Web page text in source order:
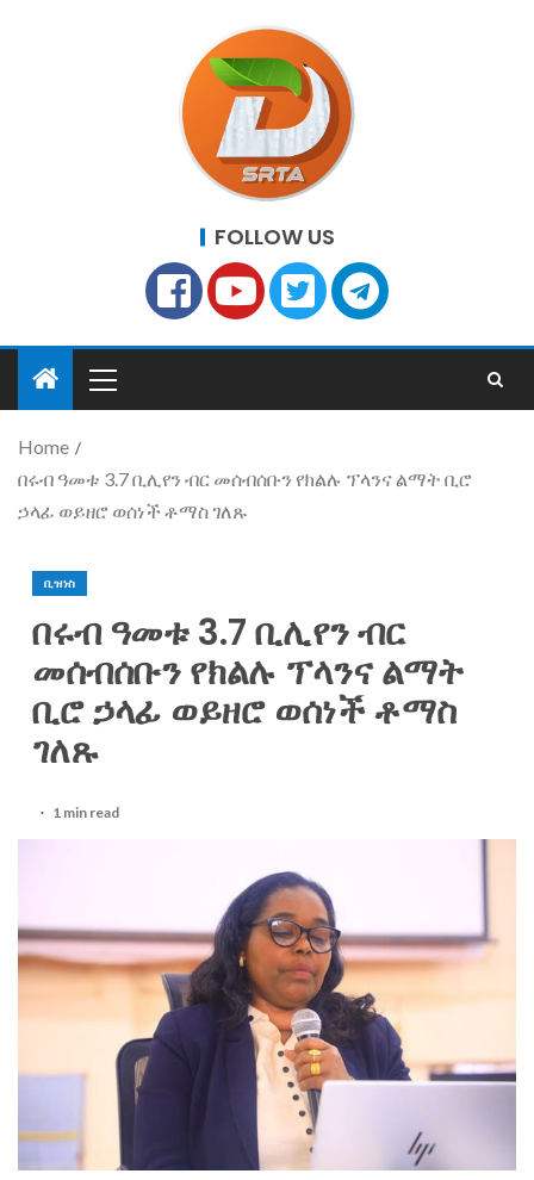
FOLLOW US
Home
በሩብ ዓመቱ 3.7 ቢሊየን ብር መሰብሰቡን የክልሉ ፕላንና ልማት ቢሮ
ኃላፊ ወይዘሮ ወሰነች ቶማስ ገለጹ
ቢዝነስ
በሩብ ዓመቱ 3.7 ቢሊየን ብር
መሰብሰቡን የክልሉ ፕላንና ልማት
ቢሮ ኃላፊ ወይዘሮ ወሰነች ቶማስ
ገለጹ
1 min read